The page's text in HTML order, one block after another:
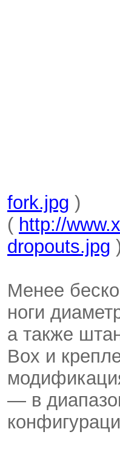
fork.jpg )
( http://
dropouts.jpg
Менее
ноги
а также
Box и
— в